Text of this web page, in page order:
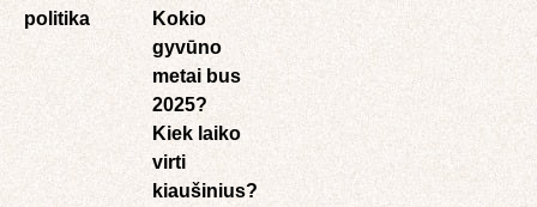
politika
Kokio
gyvūno
metai bus
2025?
Kiek laiko
virti
kiaušinius?